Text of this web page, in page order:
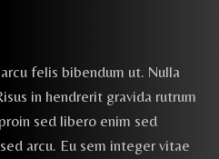
felis bibendum ut. Nulla
in hendrerit gravida rutrum
sed libero enim sed
arcu. Eu sem integer vitae